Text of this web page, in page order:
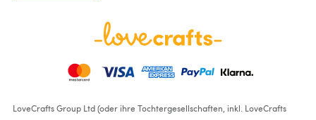
LoveCrafts Group Ltd (oder ihre Tochtergesellschaften, inkl. LoveCrafts